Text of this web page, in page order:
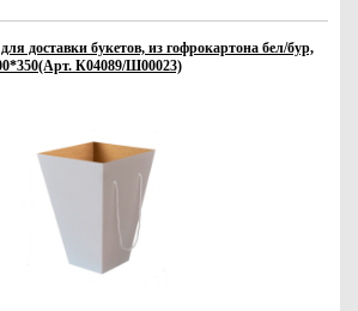
доставки букетов, из гофрокартона бел/бур,
К04089/Ш00023)